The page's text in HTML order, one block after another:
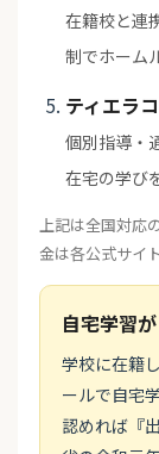
在籍校と連
制でホーム
ティエラ
個別指導・
在宅の学び
上記は全国対応
金は各公式サイ
自宅学習
学校に在籍
ールで自宅
認めれば『